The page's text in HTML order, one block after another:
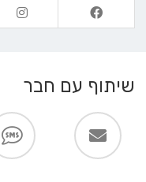
שיתוף עם חבר